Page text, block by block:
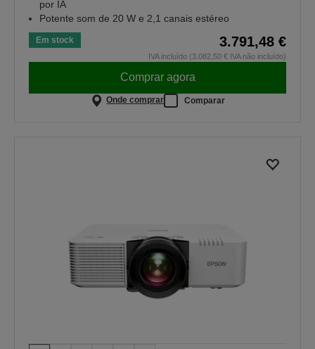
por IA
Potente som de 20 W e 2,1 canais estéreo
Em stock 3.791,48 €
IVA incluído (3.082,50 € IVA não incluído)
Comprar agora
Onde comprar Comparar